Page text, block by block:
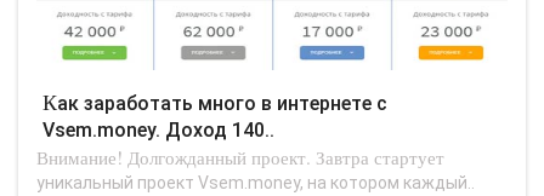
Как заработать много в интернете с
Vsem.money. Доход 140..
Внимание! Долгожданный проект. Завтра стартует
уникальный проект Vsem.money, на котором каждый..